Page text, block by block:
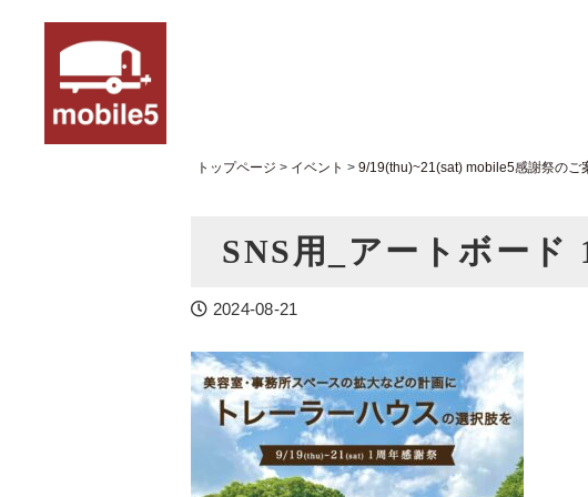
トップページ > イベント > 9/19(thu)~21(sat) mobile5感謝祭のご
SNS用_アートボード
2024-08-21